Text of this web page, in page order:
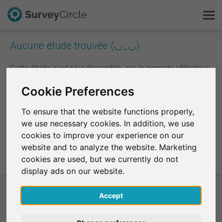
Cookie Preferences
To ensure that the website functions properly,
we use necessary cookies. In addition, we use
cookies to improve your experience on our
website and to analyze the website. Marketing
cookies are used, but we currently do not
display ads on our website.
Accept
Aucune étude trouvée (◡_◡)
Cette étude n’est plus disponible, car le compte utilisateur
Vers le Survey Ranking
Projets de recherche actuels à
FAQ
S'inscrire gratuitement
English